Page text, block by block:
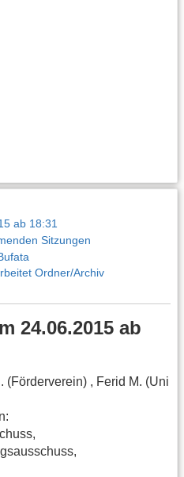
ab 18:31
Sitzungen
Ordner/Archiv
24.06.2015 ab
(Förderverein) , Ferid M. (Uni